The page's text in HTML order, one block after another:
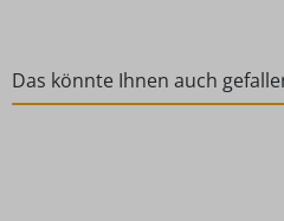
Das könnte Ihnen auch